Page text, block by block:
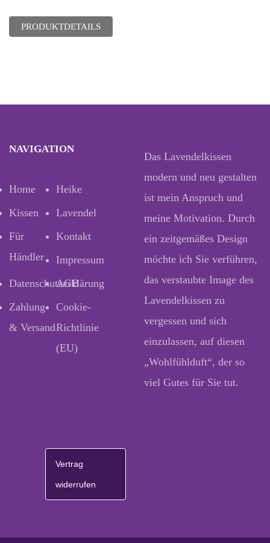
PRODUKTDETAILS
NAVIGATION
Home
Heike
Kissen
Lavendel
Für
Händler
Kontakt
Impressum
Datenschutzerklärung
AGB
Zahlung
& Versand
Cookie-
Richtlinie
(EU)
Das Lavendelkissen
modern und neu gestalten
ist mein Anspruch und
meine Motivation. Durch
ein zeitgemäßes Design
möchte ich Sie verführen,
das verstaubte Image des
Lavendelkissen zu
vergessen und sich
einzulassen, auf diesen
„Wohlfühlduft“, der so
viel Gutes für Sie tut.
Vertrag
widerrufen